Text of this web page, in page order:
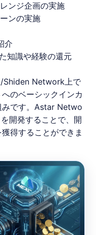
ンジ企画の実施
ンの実施
介
知識や経験の還元
Network上で
のベーシックインカ
みです。Astar Netwo
開発することで、開
得することができま